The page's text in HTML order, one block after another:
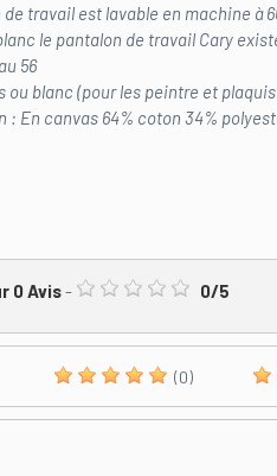
travail est lavable en machine à
le pantalon de travail Cary
56
ou blanc (pour les peintre et
: En canvas 64% coton 34%
0Avis- 0/5
(0)